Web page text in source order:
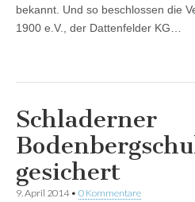
bekannt. Und so beschlossen die
1900 e.V., der Dattenfelder KG…
Schladerner
gesichert
9. April 2014• 0 Kommentare